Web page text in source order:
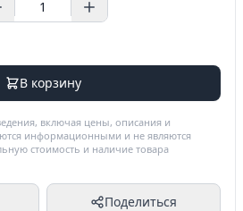
В корзину
включая цены, описания и
информационными и не являются
стоимость и наличие товара
Поделиться